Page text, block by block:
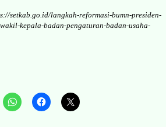
setkab.go.id/langkah-reformasi-bumn-presiden-
kepala-badan-pengaturan-badan-usaha-